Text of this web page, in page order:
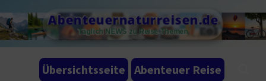
to
content
Abenteuernaturreisen.de
Täglich NEWS zu Reise-Themen
Übersichtsseite
Abenteuer Reise